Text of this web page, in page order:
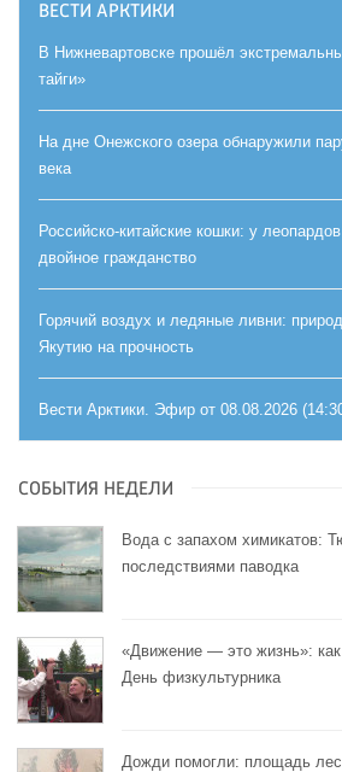
ВЕСТИ АРКТИКИ
В Нижневартовске прошёл
тайги»
На дне Онежского озера обнаружили
века
Российско-китайские кошки: у
двойное гражданство
Горячий воздух и ледяные ливни:
Якутию на прочность
Вести Арктики. Эфир от 08.08.2026
СОБЫТИЯ НЕДЕЛИ
Вода с запахом химикатов:
последствиями паводка
«Движение — это жизнь»:
День физкультурника
Дожди помогли: площадь